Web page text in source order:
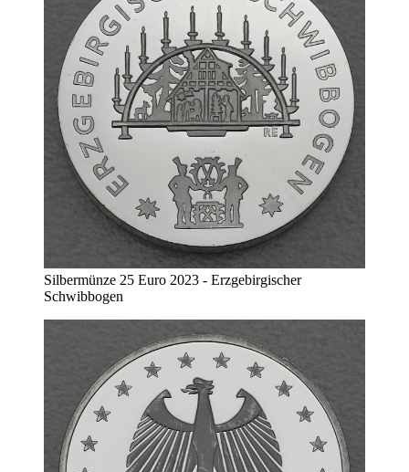
Silbermünze 25 Euro 2023 - Erzgebirgischer
Schwibbogen